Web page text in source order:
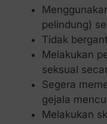
pelindung)
Tidak
Melakukan
seksual
Segera
gejala
Melakukan